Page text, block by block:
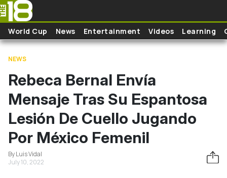
Skip to main content
World Cup News Entertainment Videos Learning
NEWS
Rebeca Bernal Envía
Mensaje Tras Su Espantosa
Lesión De Cuello Jugando
Por México Femenil
By Luis Vidal
July 10, 2022